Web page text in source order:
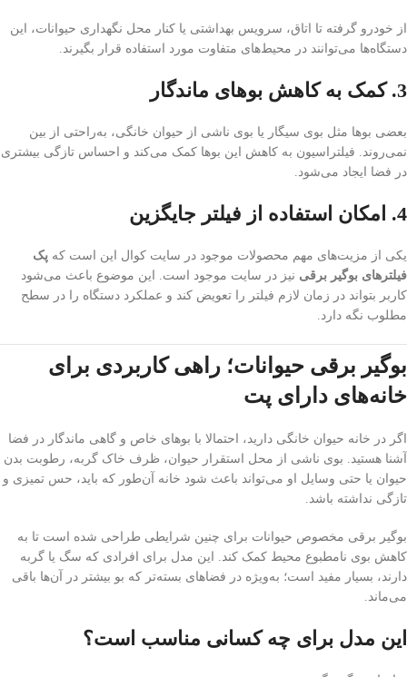
از خودرو گرفته تا اتاق، سرویس بهداشتی یا کنار محل نگهداری حیوانات، این
دستگاه‌ها می‌توانند در محیط‌های متفاوت مورد استفاده قرار بگیرند.
3. کمک به کاهش بوهای ماندگار
بعضی بوها مثل بوی سیگار یا بوی ناشی از حیوان خانگی، به‌راحتی از بین
نمی‌روند. فیلتراسیون به کاهش این بوها کمک می‌کند و احساس تازگی بیشتری
در فضا ایجاد می‌شود.
4. امکان استفاده از فیلتر جایگزین
یکی از مزیت‌های مهم محصولات موجود در سایت کوال این است که پک
فیلترهای بوگیر برقی نیز در سایت موجود است. این موضوع باعث می‌شود
کاربر بتواند در زمان لازم فیلتر را تعویض کند و عملکرد دستگاه را در سطح
مطلوب نگه دارد.
بوگیر برقی حیوانات؛ راهی کاربردی برای
خانه‌های دارای پت
اگر در خانه حیوان خانگی دارید، احتمالا با بوهای خاص و گاهی ماندگار در فضا
آشنا هستید. بوی ناشی از محل استقرار حیوان، ظرف خاک گربه، رطوبت بدن
حیوان یا حتی وسایل او می‌تواند باعث شود خانه آن‌طور که باید، حس تمیزی و
تازگی نداشته باشد.
بوگیر برقی مخصوص حیوانات برای چنین شرایطی طراحی شده است تا به
کاهش بوی نامطبوع محیط کمک کند. این مدل برای افرادی که سگ یا گربه
دارند، بسیار مفید است؛ به‌ویژه در فضاهای بسته‌تر که بو بیشتر در آن‌ها باقی
می‌ماند.
این مدل برای چه کسانی مناسب است؟